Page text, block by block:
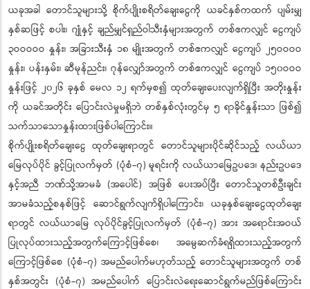
ယခုအခါ တောင်သူများသို့ စိုက်ပျိုးစရိတ်ချေးငွေကို ယခင်နှစ်ကထက် ပျမ်းမျှ
နှစ်ဆဖြင့် စပါး၊ ဂျုံနှင့် ချည်မျှင်ရှည်ဝါသီးနှံများအတွက် တစ်ဧကလျှင် ငွေကျပ်
၃ဝဝဝဝဝ နှုန်း၊ အခြားသီးနှံ ၁၈ မျိုးအတွက် တစ်ဧကလျှင် ငွေကျပ် ၂၅ဝဝဝဝ
နှုန်း၊ ပန်းနှမ်း၊ ဆီမုန်ညင်း၊ ဂုန်လျှော်အတွက် တစ်ဧကလျှင် ငွေကျပ် ၁၅၀ဝဝဝ
နှုန်းဖြင့် ၂၀၂၆ ခုနှစ် မေလ ၁၂ ရက်မှစ၍ ထုတ်ချေးပေးလျက်ရှိပြီး အတိုးနှုန်း
ကို ယခင်အတိုင်း ပြောင်းလဲမှုမရှိဘဲ တစ်နှစ်လုံးတွင်မှ ၅ ရာခိုင်နှုန်းသာ ဖြစ်၍
သက်သာသောနှုန်းထားဖြစ်ပါကြောင်း။
စိုက်ပျိုးစရိတ်ချေးငွေ ထုတ်ချေးရာတွင် တောင်သူများပိုင်ဆိုင်သည့် လယ်ယာ
မြေလုပ်ပိုင် ခွင့်ပြုလက်မှတ် (ပုံစံ-၇) မူရင်းကို လယ်ယာမြေဥပဒေ၊ နည်းဥပဒေ
နှင့်အညီ ဘဏ်သို့အာမခံ (အပေါင်) အဖြစ် ပေးအပ်ပြီး တောင်သူတစ်ဦးချင်း
အာမခံသည့်စနစ်ဖြင့် ဆောင်ရွက်လျက်ရှိပါကြောင်း၊ ယခုနှစ်ချေးငွေထုတ်ချေး
ရာတွင် လယ်ယာမြေ လုပ်ပိုင်ခွင့်ပြုလက်မှတ် (ပုံစံ-၇) အား အရောင်းအဝယ်
ပြုလုပ်ထားသည့်အတွက်ကြောင့်ဖြစ်စေ၊ အမွေဆက်ခံရရှိထားသည့်အတွက်
ကြောင့်ဖြစ်စေ (ပုံစံ-၇) အမည်ပေါက်မဟုတ်သည့် တောင်သူများအတွက် တစ်
နှစ်အတွင်း (ပုံစံ-၇) အမည်ပေါက် ပြောင်းလဲရေးဆောင်ရွက်မည်ဖြစ်ကြောင်း